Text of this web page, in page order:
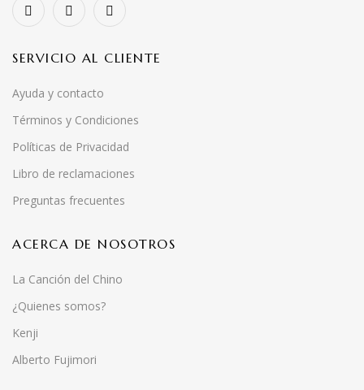
SERVICIO AL CLIENTE
Ayuda y contacto
Términos y Condiciones
Políticas de Privacidad
Libro de reclamaciones
Preguntas frecuentes
ACERCA DE NOSOTROS
La Canción del Chino
¿Quienes somos?
Kenji
Alberto Fujimori